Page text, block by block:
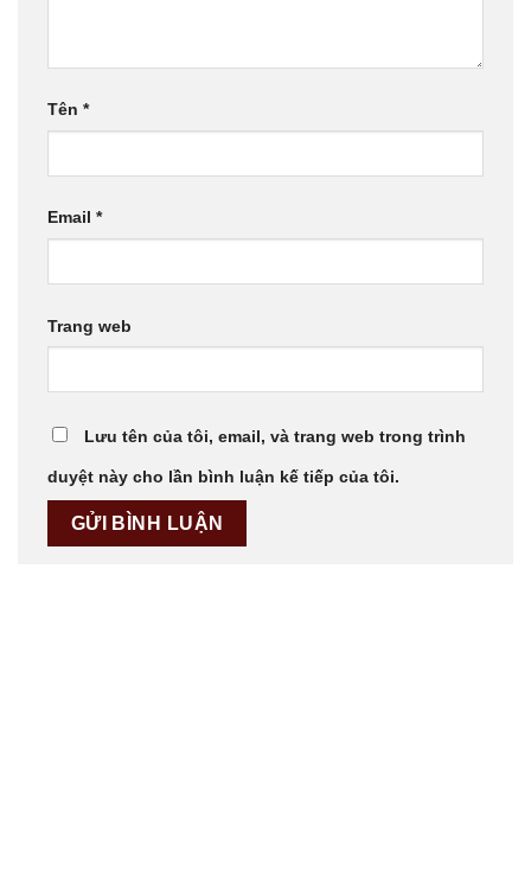
Tên *
Email *
Trang web
Lưu tên của tôi, email, và trang web trong trình
duyệt này cho lần bình luận kế tiếp của tôi.